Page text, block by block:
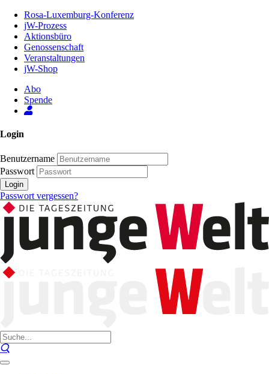
Inhalt
Seite
Rosa-Luxemburg-Konferenz
jW-Prozess
Aktionsbüro
Genossenschaft
Veranstaltungen
jW-Shop
Abo
Spende
Login
Benutzername
Passwort
Login
Passwort vergessen?